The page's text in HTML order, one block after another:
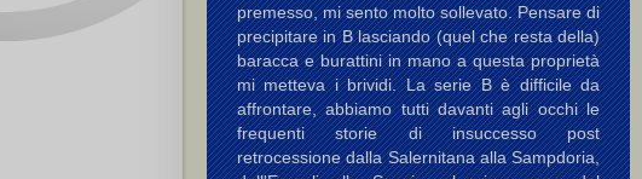
premesso, mi sento molto sollevato. Pensare di
precipitare in B lasciando (quel che resta della)
baracca e burattini in mano a questa proprietà
mi metteva i brividi. La serie B è difficile da
affrontare, abbiamo tutti davanti agli occhi le
frequenti storie di insuccesso post
retrocessione dalla Salernitana alla Sampdoria,